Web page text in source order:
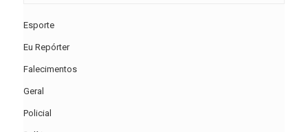
Esporte
Eu Repórter
Falecimentos
Geral
Policial